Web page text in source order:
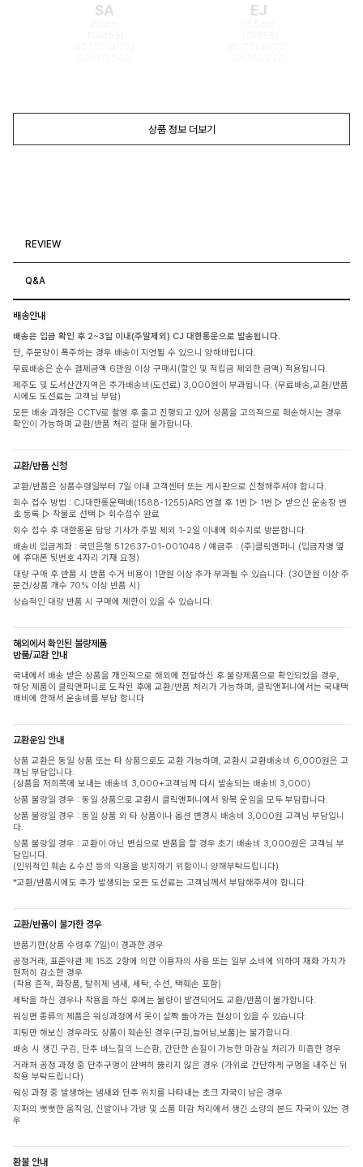
SA EJ
상품 정보 더보기
REVIEW
Q&A
배송안내
배송은 입금 확인 후 2~3일 이내(주말제외) CJ 대한통운으로 발송됩니다.
단, 주문량이 폭주하는 경우 배송이 지연될 수 있으니 양해바랍니다.
무료배송은 순수 결제금액 6만원 이상 구매시(할인 및 적립금 제외한 금액) 적용됩니다.
제주도 및 도서산간지역은 추가배송비(도선료) 3,000원이 부과됩니다. (무료배송,교환/반품
시에도 도선료는 고객님 부담)
모든 배송 과정은 CCTV로 촬영 후 출고 진행되고 있어 상품을 고의적으로 훼손하시는 경우
확인이 가능하며 교환/반품 처리 절대 불가합니다.
교환/반품 신청
교환/반품은 상품수령일부터 7일 이내 고객센터 또는 게시판으로 신청해주셔야 합니다.
회수 접수 방법 : CJ대한통운택배(1588-1255)ARS 연결 후 1번 ▷ 1번 ▷ 받으신 운송장 번
호 등록 ▷ 착불로 선택 ▷ 회수접수 완료
회수 접수 후 대한통운 담당 기사가 주말 제외 1-2일 이내에 회수지로 방문합니다.
배송비 입금계좌 : 국민은행 512637-01-001048 / 예금주 : (주)클릭앤퍼니 (입금자명 옆
에 휴대폰 뒷번호 4자리 기재 요청)
대량 구매 후 반품 시 반품 수거 비용이 1만원 이상 추가 부과될 수 있습니다. (30만원 이상 주
문건/상품 개수 70% 이상 반품 시)
상습적인 대량 반품 시 구매에 제한이 있을 수 있습니다.
해외에서 확인된 불량제품
반품/교환 안내
국내에서 배송 받은 상품을 개인적으로 해외에 전달하신 후 불량제품으로 확인되었을 경우,
해당 제품이 클릭앤퍼니로 도착된 후에 교환/반품 처리가 가능하며, 클릭앤퍼니에서는 국내택
배비에 한해서 운송비를 부담 합니다
교환운임 안내
상품 교환은 동일 상품 또는 타 상품으로도 교환 가능하며, 교환시 교환배송비 6,000원은 고
객님 부담입니다.
(상품을 저희쪽에 보내는 배송비 3,000+고객님께 다시 발송되는 배송비 3,000)
상품 불량일 경우 : 동일 상품으로 교환시 클릭앤퍼니에서 왕복 운임을 모두 부담합니다.
상품 불량일 경우 : 동일 상품 외 타 상품이나 옵션 변경시 배송비 3,000원 고객님 부담입니
다.
상품 불량일 경우 : 교환이 아닌 변심으로 반품을 할 경우 초기 배송비 3,000원은 고객님 부
담입니다.
(인위적인 훼손 & 수선 등의 악용을 방지하기 위함이니 양해부탁드립니다)
*교환/반품시에도 추가 발생되는 모든 도선료는 고객님께서 부담해주셔야 합니다.
교환/반품이 불가한 경우
반품기한(상품 수령후 7일)이 경과한 경우
공정거래, 표준약관 제 15조 2항에 의한 이용자의 사용 또는 일부 소비에 의하여 재화 가치가
현저히 감소한 경우
(착용 흔적, 화장품, 탈취제 냄새, 세탁, 수선, 택훼손 포함)
세탁을 하신 경우나 착용을 하신 후에는 불량이 발견되어도 교환/반품이 불가합니다.
워싱면 종류의 제품은 워싱과정에서 옷이 살짝 돌아가는 현상이 있을 수 있습니다.
피팅만 해보신 경우라도 상품이 훼손된 경우(구김,늘어남,보풀)는 불가합니다.
배송 시 생긴 구김, 단추 바느질의 느슨함, 간단한 손질이 가능한 마감실 처리가 미흡한 경우
거래처 공정 과정 중 단추구멍이 완벽히 뚫리지 않은 경우 (가위로 간단하게 구멍을 내주신 뒤
착용 부탁드립니다)
워싱 과정 중 발생하는 냄새와 단추 위치를 나타내는 초크 자국이 남은 경우
지퍼의 뻣뻣한 움직임, 신발이나 가방 및 소품 마감 처리에서 생긴 소량의 본드 자국이 있는 경
우
환불 안내